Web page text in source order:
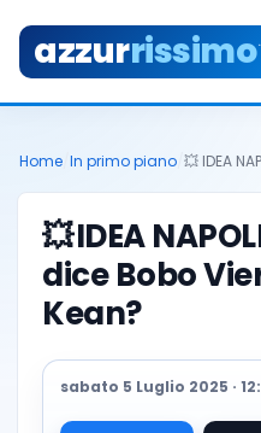
azzurrissimo
Home In primo piano 💥 IDEA
💥IDEA
dice Bobo
Kean?
sabato 5 Luglio 2025 ·